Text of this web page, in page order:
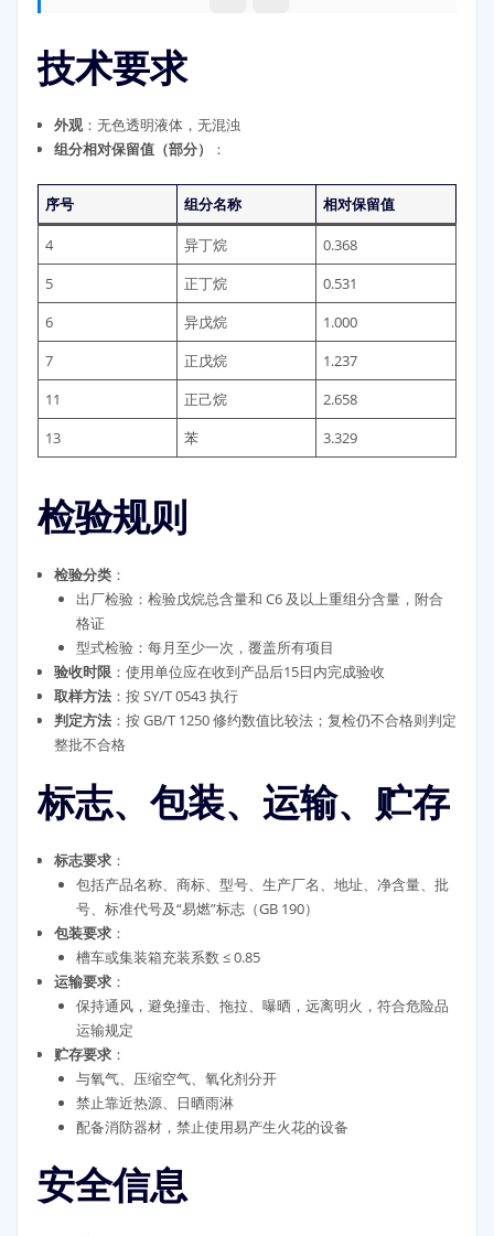
技术要求
外观：无色透明液体，无混浊
组分相对保留值（部分）
：
序号 组分名称 相对保留值
4 异丁烷
0.368
5
正丁烷
0.531
6
异戊烷
1.000
7
正戊烷
1.237
11
正己烷
2.658
13
苯 3.329
检验规则
检验分类：
出厂检验：检验戊烷总含量和 C6 及以上重组分含量，附合
格证
型式检验：每月至少一次，覆盖所有项目
验收时限 ：使用单位应在收到产品后15日内完成验收
取样方法：按 SY/T 0543 执行
判定方法：按 GB/T 1250 修约数值比较法；复检仍不合格则判定
整批不合格
标志、包装、运输、贮存
标志要求：
包括产品名称、商标、型号、生产厂名、地址、净含量、批
号、标准代号及“易燃”标志（GB 190）
包装要求：
槽车或集装箱充装系数 ≤ 0.85
运输要求：
保持通风，避免撞击、拖拉、曝晒，远离明火，符合危险品
运输规定
贮存要求：
与氧气、压缩空气、氧化剂分开
禁止靠近热源、日晒雨淋
配备消防器材，禁止使用易产生火花的设备
安全信息